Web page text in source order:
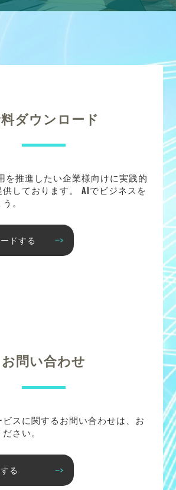
ダウンロード
を推進したい企業様向けに実践的
しております。 AIでビジネスを
。
ドする
お問い合わせ
スに関するお問い合わせは、お
さい。
る